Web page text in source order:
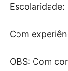
Com
OBS: Com